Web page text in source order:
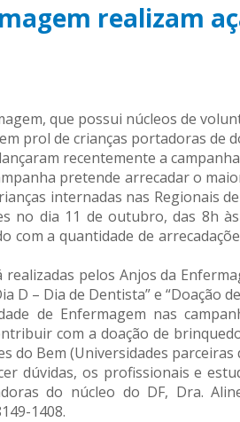
realizam
que possui núcleos de
prol de crianças portadoras de
recentemente a
pretende arrecadar o
internadas nas Regionais
no dia 11 de outubro, das 8h
com a quantidade de
pelos Anjos da
D – Dia de Dentista” e “Doação
de Enfermagem nas
com a doação de
do Bem (Universidades
dúvidas, os profissionais e
do núcleo do DF, Dra.
1408.